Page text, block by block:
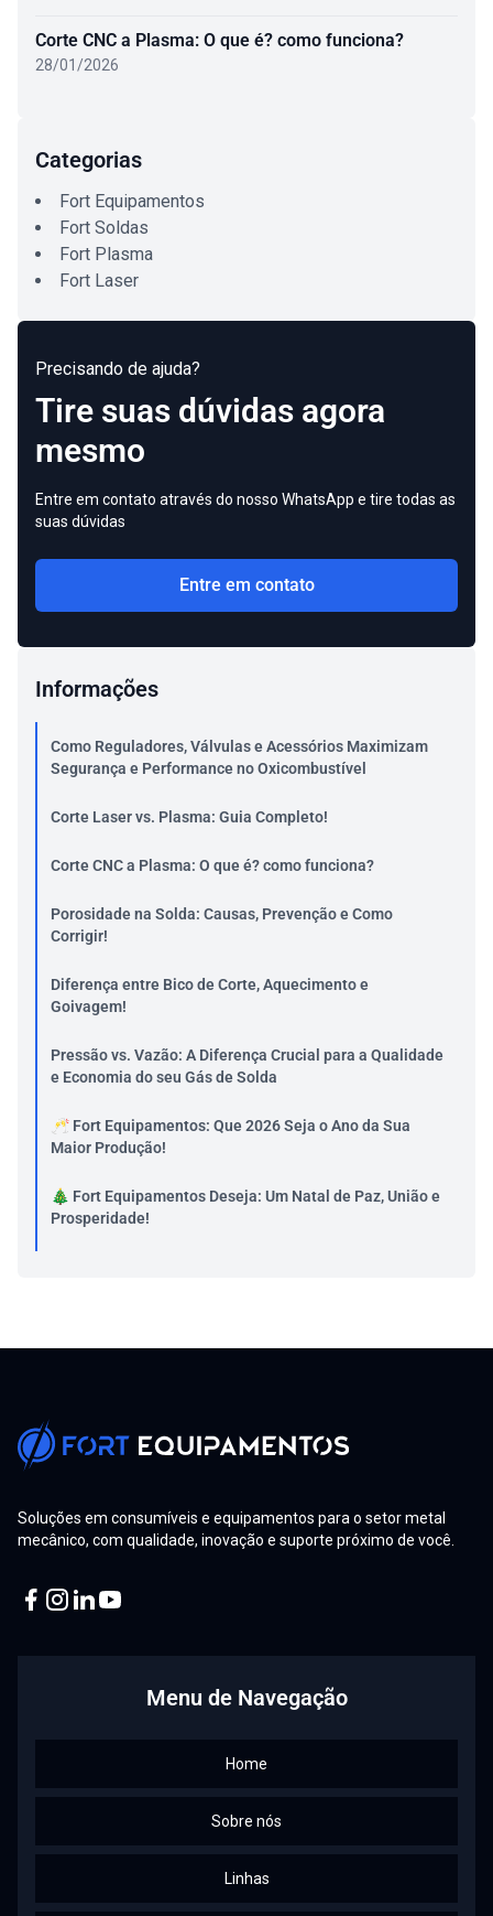
Corte CNC a Plasma: O que é? como funciona?
28/01/2026
Categorias
Fort Equipamentos
Fort Soldas
Fort Plasma
Fort Laser
Precisando de ajuda?
Tire suas dúvidas agora
mesmo
Entre em contato através do nosso WhatsApp e tire todas as
suas dúvidas
Entre em contato
Informações
Como Reguladores, Válvulas e Acessórios Maximizam
Segurança e Performance no Oxicombustível
Corte Laser vs. Plasma: Guia Completo!
Corte CNC a Plasma: O que é? como funciona?
Porosidade na Solda: Causas, Prevenção e Como
Corrigir!
Diferença entre Bico de Corte, Aquecimento e
Goivagem!
Pressão vs. Vazão: A Diferença Crucial para a Qualidade
e Economia do seu Gás de Solda
🥂 Fort Equipamentos: Que 2026 Seja o Ano da Sua
Maior Produção!
🎄 Fort Equipamentos Deseja: Um Natal de Paz, União e
Prosperidade!
Tochas GY e Cold Hand: Por Que a Refrigeração é
Essencial para a Vida Útil do Consumível
Representante Técnico de Máquinas no RS!
Inovação Industrial com Soluções de Ponta
Soluções em consumíveis e equipamentos para o setor metal
mecânico, com qualidade, inovação e suporte próximo de você.
Menu de Navegação
Home
Sobre nós
Linhas